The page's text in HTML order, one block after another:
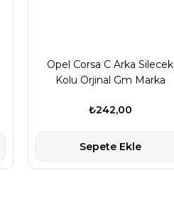
Opel Corsa C Arka Silecek
Kolu Orjinal Gm Marka
₺242,00
Sepete Ekle